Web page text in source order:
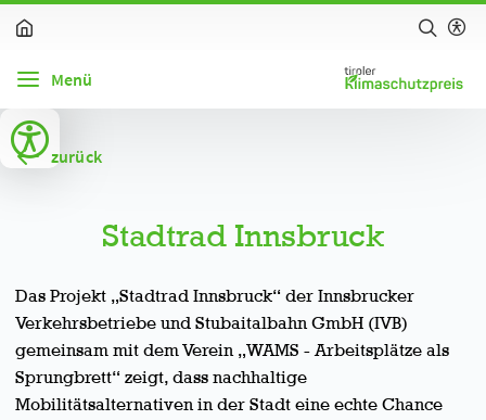
zum Inhalt springen (Alt + 0)
zur Navigation springen (Alt + 1)
zur Suche springen (Alt + 2)
Hochkontrastmodus ein-/ausschalten (Alt + 3)
Barrierefreiheits-Widget öffnen (Alt + 5)
Menü
zurück
Stadtrad Innsbruck
Das Projekt „Stadtrad Innsbruck“ der Innsbrucker
Verkehrsbetriebe und Stubaitalbahn GmbH (IVB)
gemeinsam mit dem Verein „WAMS - Arbeitsplätze als
Sprungbrett“ zeigt, dass nachhaltige
Mobilitätsalternativen in der Stadt eine echte Chance